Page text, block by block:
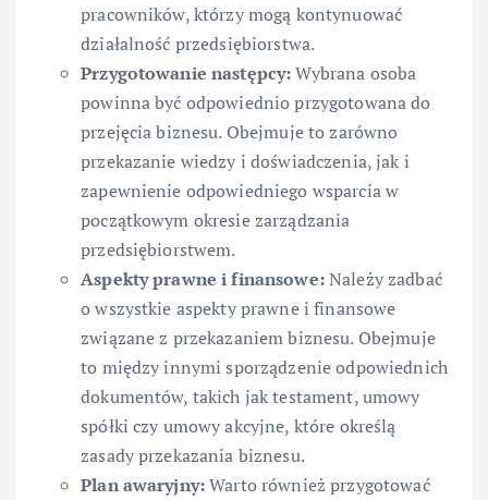
pracowników, którzy mogą kontynuować
działalność przedsiębiorstwa.
Przygotowanie następcy:Wybrana osoba
powinna być odpowiednio przygotowana do
przejęcia biznesu. Obejmuje to zarówno
przekazanie wiedzy i doświadczenia, jak i
zapewnienie odpowiedniego wsparcia w
początkowym okresie zarządzania
przedsiębiorstwem.
Aspekty prawne i finansowe:Należy zadbać
o wszystkie aspekty prawne i finansowe
związane z przekazaniem biznesu. Obejmuje
to między innymi sporządzenie odpowiednich
dokumentów, takich jak testament, umowy
spółki czy umowy akcyjne, które określą
zasady przekazania biznesu.
Plan awaryjny:Warto również przygotować